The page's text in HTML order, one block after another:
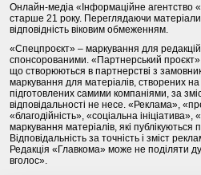
Онлайн-медіа «Інформаційне агентство
старше 21 року. Переглядаючи
відповідність віковим обмеженням.
«Спецпроєкт» – маркування для
спонсорованими. «Партнерський
що створюються в партнерстві з
маркування для матеріалів, створених
підготовлених самими компаніями, за
відповідальності не несе. «Реклама»,
«благодійність», «соціальна
маркування матеріалів, які
Відповідальність за точність і зміст
Редакція «Главкома» може не поділяти
вголос».